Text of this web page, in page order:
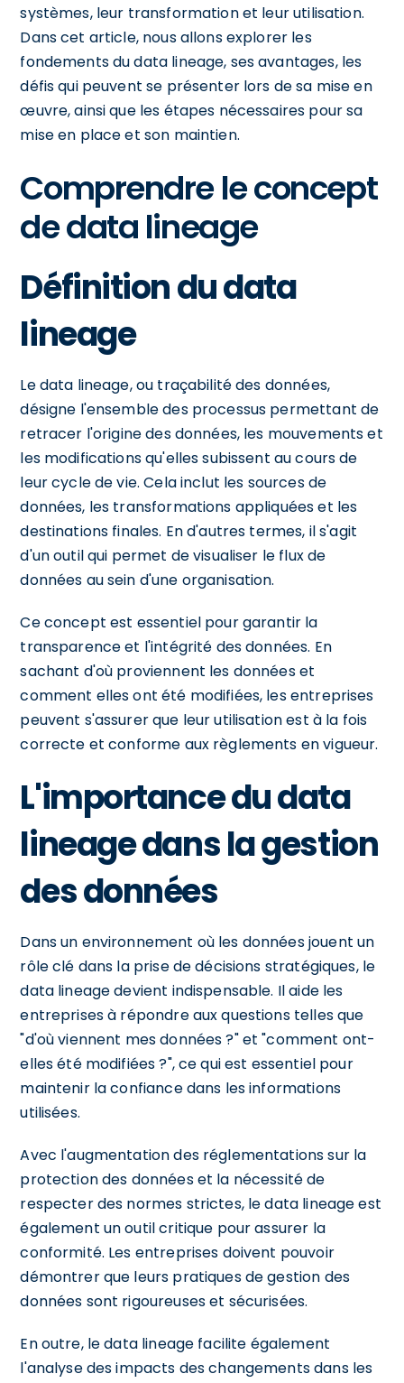
systèmes, leur transformation et leur utilisation.
Dans cet article, nous allons explorer les
fondements du data lineage, ses avantages, les
défis qui peuvent se présenter lors de sa mise en
œuvre, ainsi que les étapes nécessaires pour sa
mise en place et son maintien.
Comprendre le concept
de data lineage
Définition du data
lineage
Le data lineage, ou traçabilité des données,
désigne l'ensemble des processus permettant de
retracer l'origine des données, les mouvements et
les modifications qu'elles subissent au cours de
leur cycle de vie. Cela inclut les sources de
données, les transformations appliquées et les
destinations finales. En d'autres termes, il s'agit
d'un outil qui permet de visualiser le flux de
données au sein d'une organisation.
Ce concept est essentiel pour garantir la
transparence et l'intégrité des données. En
sachant d'où proviennent les données et
comment elles ont été modifiées, les entreprises
peuvent s'assurer que leur utilisation est à la fois
correcte et conforme aux règlements en vigueur.
L'importance du data
lineage dans la gestion
des données
Dans un environnement où les données jouent un
rôle clé dans la prise de décisions stratégiques, le
data lineage devient indispensable. Il aide les
entreprises à répondre aux questions telles que
"d'où viennent mes données ?" et "comment ont-
elles été modifiées ?", ce qui est essentiel pour
maintenir la confiance dans les informations
utilisées.
Avec l'augmentation des réglementations sur la
protection des données et la nécessité de
respecter des normes strictes, le data lineage est
également un outil critique pour assurer la
conformité. Les entreprises doivent pouvoir
démontrer que leurs pratiques de gestion des
données sont rigoureuses et sécurisées.
En outre, le data lineage facilite également
l'analyse des impacts des changements dans les